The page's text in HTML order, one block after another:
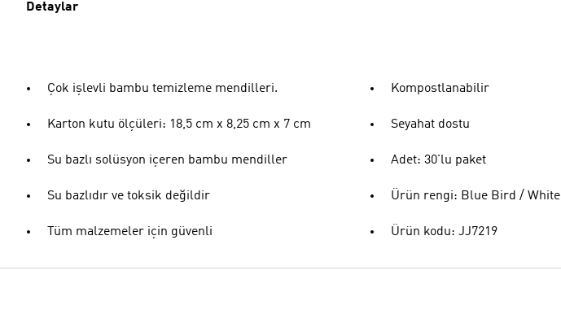
Detaylar
Çok işlevli bambu temizleme mendilleri.
Karton kutu ölçüleri: 18,5 cm x 8,25 cm x 7 cm
Su bazlı solüsyon içeren bambu mendiller
Su bazlıdır ve toksik değildir
Tüm malzemeler için güvenli
Kompostlanabilir
Seyahat dostu
Adet: 30'lu paket
Ürün rengi: Blue Bird / White
Ürün kodu: JJ7219